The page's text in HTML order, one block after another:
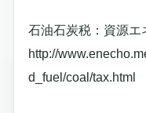
石油石炭税：資源エ
http://
d_fuel/coal/tax.html